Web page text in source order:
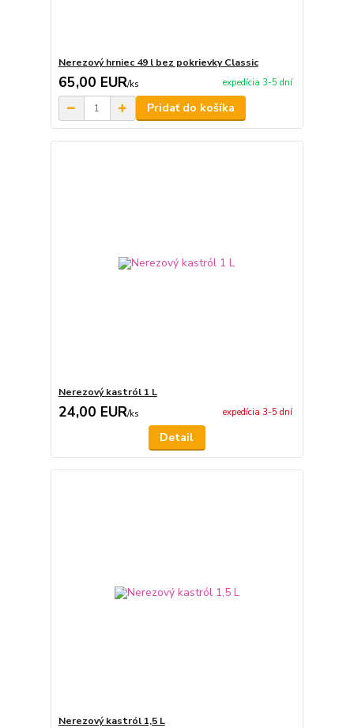
Nerezový hrniec 49 l bez pokrievky Classic
65,00 EUR/ks expedícia 3-5 dní
Pridať do košíka
Nerezový kastról 1 L
24,00 EUR/ks expedícia 3-5 dní
Detail
Nerezový kastról 1,5 L